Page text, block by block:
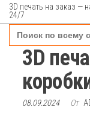
3D печать на заказ —
24/7
Search
for:
3D
08.09.2024 От